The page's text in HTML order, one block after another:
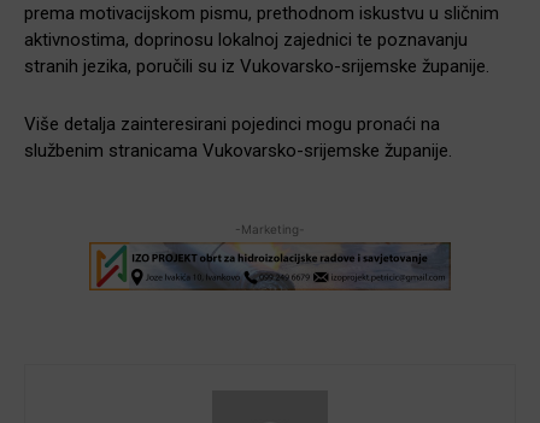
prema motivacijskom pismu, prethodnom iskustvu u sličnim
aktivnostima, doprinosu lokalnoj zajednici te poznavanju
stranih jezika, poručili su iz Vukovarsko-srijemske županije.
Više detalja zainteresirani pojedinci mogu pronaći na
službenim stranicama Vukovarsko-srijemske županije.
-Marketing-